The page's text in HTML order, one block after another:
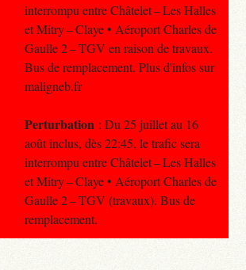
interrompu entre Châtelet – Les Halles
et Mitry – Claye • Aéroport Charles de
Gaulle 2 – TGV en raison de travaux.
Bus de remplacement. Plus d'infos sur
maligneb.fr
Perturbation : Du 25 juillet au 16
août inclus, dès 22:45, le trafic sera
interrompu entre Châtelet – Les Halles
et Mitry – Claye • Aéroport Charles de
Gaulle 2 – TGV (travaux). Bus de
remplacement.